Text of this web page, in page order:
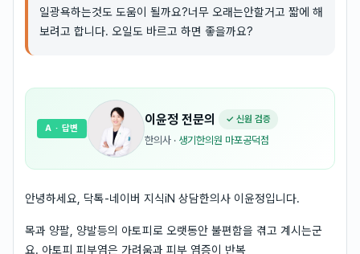
일광욕하는것도 도움이 될까요?너무 오래는안할거고 짧에 해
보려고 합니다. 오일도 바르고 하면 좋을까요?
이윤정 전문의 ✓ 신원 검증
한의사 · 생기한의원 마포공덕점
A · 답변
안녕하세요, 닥톡-네이버 지식iN 상담한의사 이윤정입니다.
목과 양팔, 양발등의 아토피로 오랫동안 불편함을 겪고 계시는군
요. 아토피 피부염은 가려움과 피부 염증이 반복